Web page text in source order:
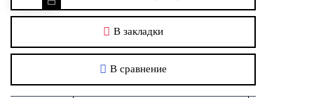
В закладки
В сравнение